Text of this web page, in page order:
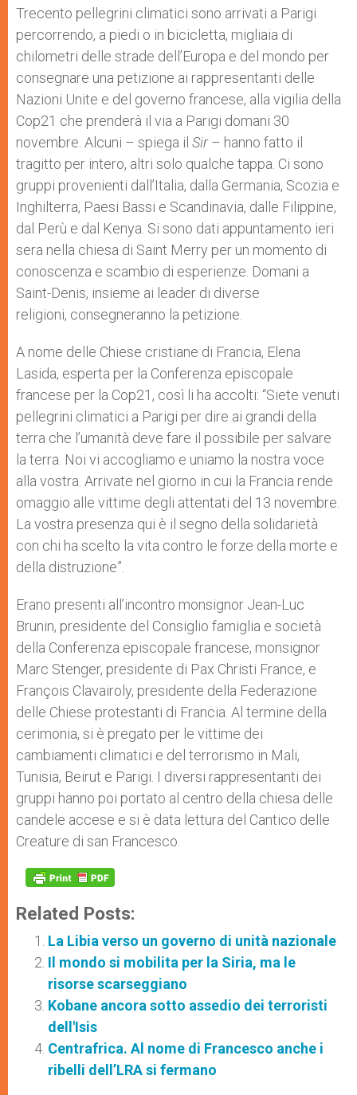
p
p
g
e
r
o
k
r
Trecento pellegrini climatici sono arrivati a Parigi
percorrendo, a piedi o in bicicletta, migliaia di
chilometri delle strade dell’Europa e del mondo per
consegnare una petizione ai rappresentanti delle
Nazioni Unite e del governo francese, alla vigilia della
Cop21 che prenderà il via a Parigi domani 30
novembre. Alcuni – spiega il Sir– hanno fatto il
tragitto per intero, altri solo qualche tappa. Ci sono
gruppi provenienti dall’Italia, dalla Germania, Scozia e
Inghilterra, Paesi Bassi e Scandinavia, dalle Filippine,
dal Perù e dal Kenya. Si sono dati appuntamento ieri
sera nella chiesa di Saint Merry per un momento di
conoscenza e scambio di esperienze. Domani a
Saint-Denis, insieme ai leader di diverse
religioni, consegneranno la petizione.
A nome delle Chiese cristiane di Francia, Elena
Lasida, esperta per la Conferenza episcopale
francese per la Cop21, così li ha accolti: “Siete venuti
pellegrini climatici a Parigi per dire ai grandi della
terra che l’umanità deve fare il possibile per salvare
la terra. Noi vi accogliamo e uniamo la nostra voce
alla vostra. Arrivate nel giorno in cui la Francia rende
omaggio alle vittime degli attentati del 13 novembre.
La vostra presenza qui è il segno della solidarietà
con chi ha scelto la vita contro le forze della morte e
della distruzione”.
Erano presenti all’incontro monsignor Jean-Luc
Brunin, presidente del Consiglio famiglia e società
della Conferenza episcopale francese, monsignor
Marc Stenger, presidente di Pax Christi France, e
François Clavairoly, presidente della Federazione
delle Chiese protestanti di Francia. Al termine della
cerimonia, si è pregato per le vittime dei
cambiamenti climatici e del terrorismo in Mali,
Tunisia, Beirut e Parigi. I diversi rappresentanti dei
gruppi hanno poi portato al centro della chiesa delle
candele accese e si è data lettura del Cantico delle
Creature di san Francesco.
Related Posts:
La Libia verso un governo di unità nazionale
Il mondo si mobilita per la Siria, ma le
risorse scarseggiano
Kobane ancora sotto assedio dei terroristi
dell'Isis
Centrafrica. Al nome di Francesco anche i
ribelli dell’LRA si fermano